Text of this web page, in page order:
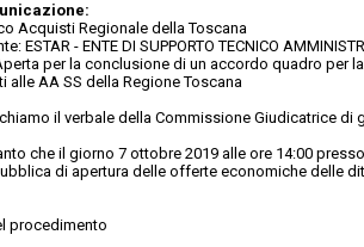
Acquisti Regionale della Toscana
ESTAR - ENTE DI SUPPORTO TECNICO
per la conclusione di un accordo quadro per
alle AA SS della Regione Toscana
il verbale della Commissione Giudicatrice
che il giorno 7 ottobre 2019 alle ore 14:00
di apertura delle offerte economiche delle
procedimento